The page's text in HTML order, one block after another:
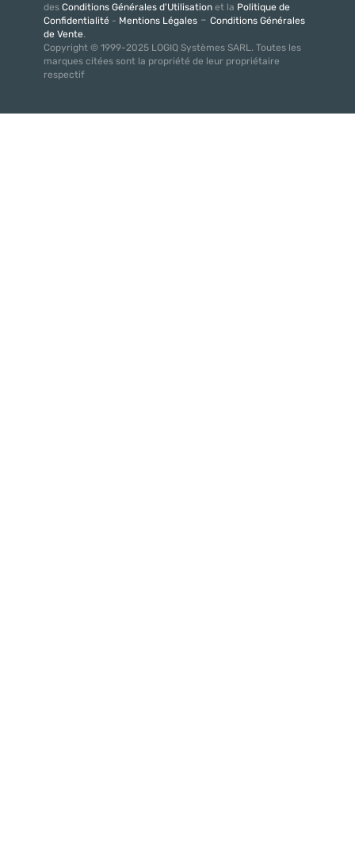
des Conditions Générales d'Utilisation et la Politique de
Confidentialité - Mentions Légales - Conditions Générales
de Vente.
Copyright © 1999-2025 LOGIQ Systèmes SARL. Toutes les
marques citées sont la propriété de leur propriétaire
respectif